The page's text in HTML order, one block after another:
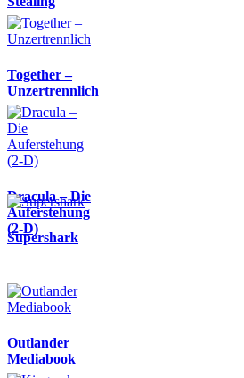
Together –
Unzertrennlich
Dracula – Die
Auferstehung
(2-D)
Supershark
Outlander
Mediabook